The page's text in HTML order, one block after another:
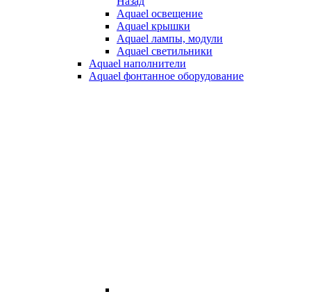
Aquael освещение
Aquael крышки
Aquael лампы, модули
Aquael светильники
Aquael наполнители
Aquael фонтанное оборудование